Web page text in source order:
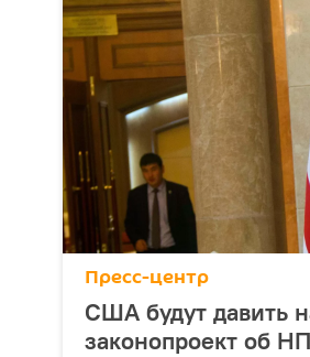
Пресс-центр
США будут давить
законопроект об